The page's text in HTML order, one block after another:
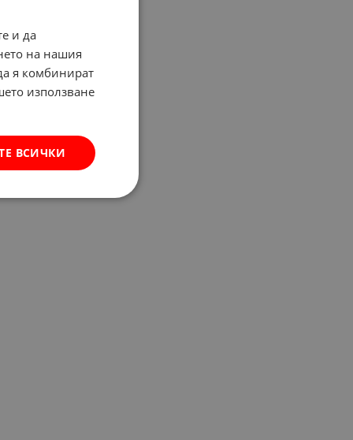
и да
на нашия
я комбинират
използване
ВСИЧКИ